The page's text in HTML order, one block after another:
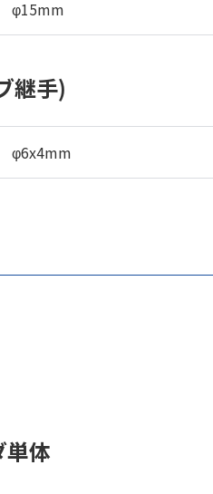
φ15mm
継手)
φ6x4mm
単体